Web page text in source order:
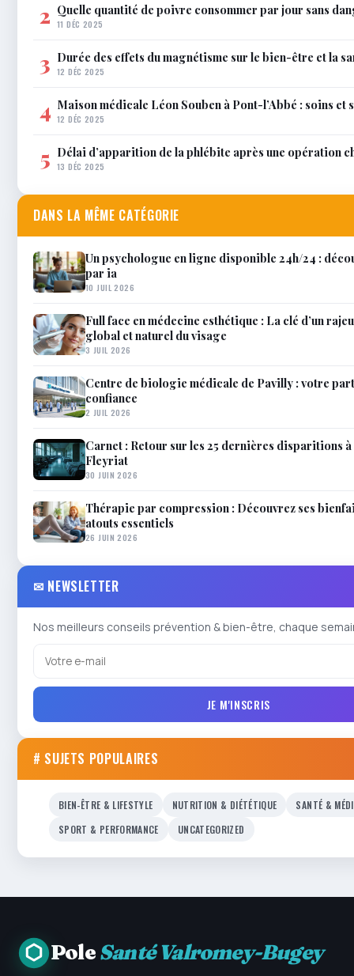
2 Quelle quantité de poivre consommer par jour sans
11 DÉC 2025
3 Durée des effets du magnétisme sur le bien-être et la
12 DÉC 2025
4 Maison médicale Léon Souben à Pont-l’Abbé : soins et
12 DÉC 2025
5 Délai d’apparition de la phlébite après une opération
13 DÉC 2025
DANS LA MÊME CATÉGORIE
Un psychologue en ligne disponible 24h/24 :
par ia
10 JUIL 2026
Full face en médecine esthétique : La clé d’un
global et naturel du visage
3 JUIL 2026
Centre de biologie médicale de Pavilly : votre
confiance
2 JUIL 2026
Carnet : Retour sur les 25 dernières disparitions à
Fleyriat
30 JUIN 2026
Thérapie par compression : Découvrez ses
atouts essentiels
26 JUIN 2026
✉ NEWSLETTER
Nos meilleurs conseils prévention & bien-être, chaque
JE M'INSCRIS
# SUJETS POPULAIRES
BIEN-ÊTRE & LIFESTYLE NUTRITION & DIÉTÉTIQUE
SANTÉ &
SPORT & PERFORMANCE
UNCATEGORIZED
PoleSanté Valromey-Bugey